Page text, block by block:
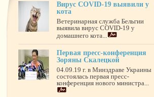
Вирус COVID-19 выявили у
кота
Ветеринарная служба Бельгии
выявила вирус COVID-19 у
домашнего кота...
Первая пресс-конференция
Зоряны Скалецкой
04.09.19 г. в Минздраве Украины
состоялась первая пресс-
конференция нового министра...